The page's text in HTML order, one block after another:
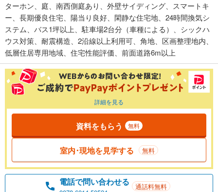
ターホン、庭、南西側庭あり、外壁サイディング、スマートキ
ー、長期優良住宅、陽当り良好、閑静な住宅地、24時間換気シ
ステム、バス1坪以上、駐車場2台分（車種による）、シックハ
ウス対策、耐震構造、2沿線以上利用可、角地、区画整理地内、
低層住居専用地域、住宅性能評価、前面道路6m以上
詳細を見る
資料をもらう 無料
室内･現地を見学する 無料
電話で問い合わせる 通話料無料